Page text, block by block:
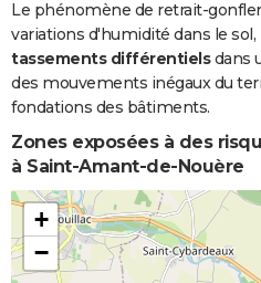
Le phénomène de retrait-
variations d'humidité dans le
tassements différentielsdans
des mouvements inégaux du
fondations des bâtiments.
Zones exposées à des
à Saint-Amant-de-Nouère
+
−